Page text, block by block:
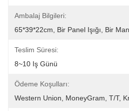
Ambalaj Bilgileri:
65*39*22cm, Bir Panel Işığı, Bir
Teslim Süresi:
8~10 Iş Günü
Ödeme Koşulları:
Western Union, MoneyGram, T/T,